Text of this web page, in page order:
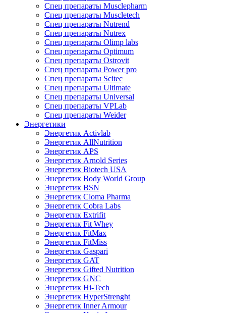
Спец препараты Musclepharm
Спец препараты Muscletech
Спец препараты Nutrend
Спец препараты Nutrex
Спец препараты Olimp labs
Спец препараты Optimum
Спец препараты Ostrovit
Спец препараты Power pro
Спец препараты Scitec
Спец препараты Ultimate
Спец препараты Universal
Спец препараты VPLab
Спец препараты Weider
Энергетики
Энергетик Activlab
Энергетик AllNutrition
Энергетик APS
Энергетик Arnold Series
Энергетик Biotech USA
Энергетик Body World Group
Энергетик BSN
Энергетик Cloma Pharma
Энергетик Cobra Labs
Энергетик Extrifit
Энергетик Fit Whey
Энергетик FitMax
Энергетик FitMiss
Энергетик Gaspari
Энергетик GAT
Энергетик Gifted Nutrition
Энергетик GNC
Энергетик Hi-Tech
Энергетик HyperStrenght
Энергетик Inner Armour